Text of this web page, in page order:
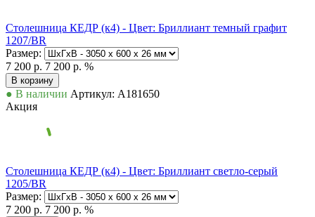
Столешница КЕДР (к4) - Цвет: Бриллиант темный графит
1207/BR
Размер:
7 200 р. 7 200 р. %
В корзину
● В наличии Артикул: А181650
Акция
Столешница КЕДР (к4) - Цвет: Бриллиант светло-серый
1205/BR
Размер:
7 200 р. 7 200 р. %